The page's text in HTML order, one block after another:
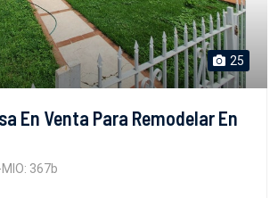
25
En Venta Para Remodelar En
MIO: 367b